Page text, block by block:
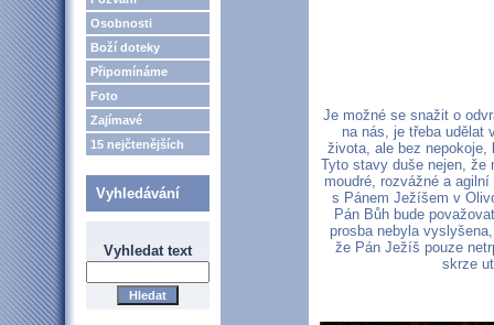
Osobnosti
Boží doteky
Připomínáme
Foto
Zajímavé
15 nejčtenějších
Vyhledávání
Vyhledat text
Je možné se snažit o
na nás, je třeba udělat
života, ale bez
Tyto stavy duše nejen, že
moudré, rozvážné a
s Pánem Ježíšem v
Pán Bůh bude
prosba nebyla
že Pán Ježíš pouze
skrze